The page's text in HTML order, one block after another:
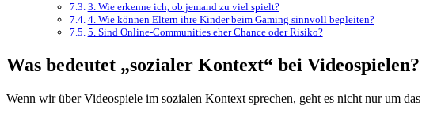
3. Wie erkenne ich, ob jemand zu viel spielt?
4. Wie können Eltern ihre Kinder beim Gaming sinnvoll begleiten?
5. Sind Online-Communities eher Chance oder Risiko?
Was bedeutet „sozialer Kontext“ bei Videospielen?
Wenn wir über Videospiele im sozialen Kontext sprechen, geht es nicht nur um